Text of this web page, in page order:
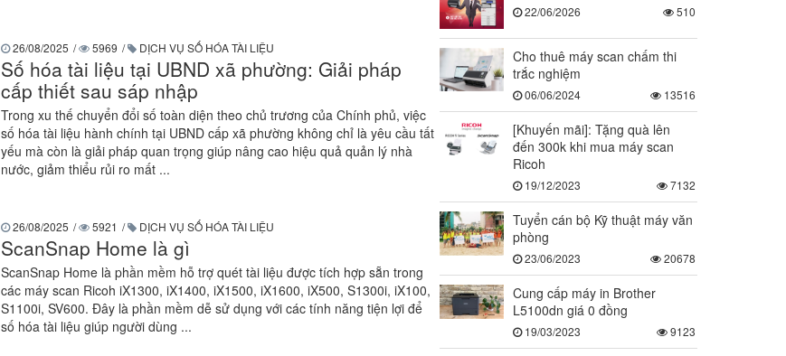
26/08/2025 / 5969 / DỊCH VỤ SỐ HÓA TÀI LIỆU
Số hóa tài liệu tại UBND xã phường: Giải pháp
cấp thiết sau sáp nhập
Trong xu thế chuyển đổi số toàn diện theo chủ trương của Chính phủ, việc
số hóa tài liệu hành chính tại UBND cấp xã phường không chỉ là yêu cầu tất
yếu mà còn là giải pháp quan trọng giúp nâng cao hiệu quả quản lý nhà
nước, giảm thiểu rủi ro mất ...
26/08/2025 / 5921 / DỊCH VỤ SỐ HÓA TÀI LIỆU
ScanSnap Home là gì
ScanSnap Home là phần mềm hỗ trợ quét tài liệu được tích hợp sẵn trong
các máy scan Ricoh iX1300, iX1400, iX1500, iX1600, iX500, S1300i, iX100,
S1100i, SV600. Đây là phần mềm dễ sử dụng với các tính năng tiện lợi để
số hóa tài liệu giúp người dùng ...
22/06/2026 510
Cho thuê máy scan chấm thi
trắc nghiệm
06/06/2024 13516
[Khuyến mãi]: Tặng quà lên
đến 300k khi mua máy scan
Ricoh
19/12/2023 7132
Tuyển cán bộ Kỹ thuật máy văn
phòng
23/06/2023 20678
Cung cấp máy in Brother
L5100dn giá 0 đồng
19/03/2023 9123